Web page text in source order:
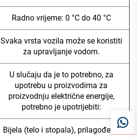
Radno vrijeme: 0 °C do 40 °C
Svaka vrsta vozila može se koristiti
za upravljanje vodom.
U slučaju da je to potrebno, za
upotrebu u proizvodima za
proizvodnju električne energije,
potrebno je upotrijebiti:
Bijela (telo i stopala), prilagođena